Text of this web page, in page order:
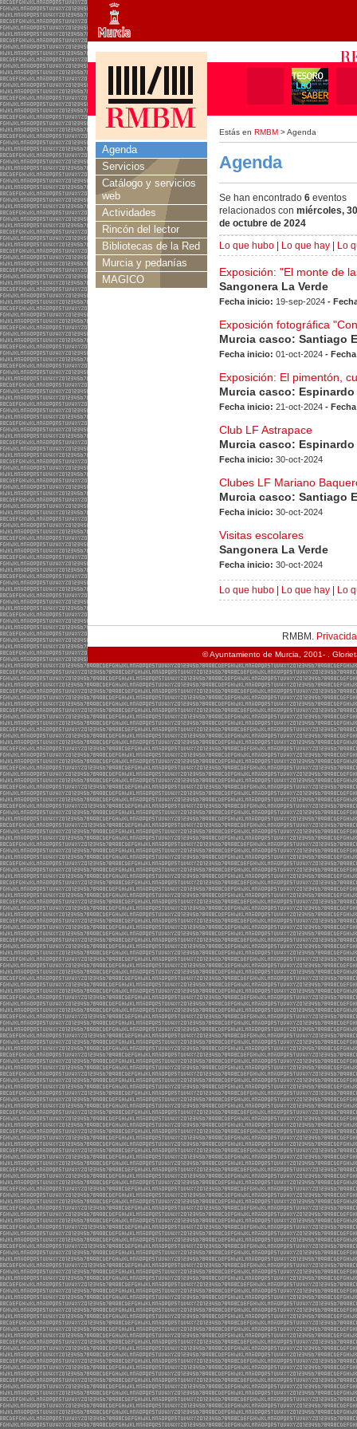
Estás en RMBM > Agenda
Agenda
Servicios
Catálogo y servicios
web
Actividades
Rincón del lector
Bibliotecas de la Red
Murcia y pedanías
MAGICO
Agenda
Se han encontrado 6 eventos
relacionados con miércoles, 30
de octubre de 2024
Lo que hubo
Lo que hay Lo
Exposición: "El monte de
Sangonera La Verde
Fecha inicio: 19-sep-2024 -
Exposición fotográfica
Murcia casco: Santiago
Fecha inicio: 01-oct-2024 -
Exposición: El pimentón,
Murcia casco: Espinardo
Fecha inicio: 21-oct-2024 -
Club LF Astrapace
Murcia casco: Espinardo
Fecha inicio: 30-oct-2024
Clubes LF Mariano
Murcia casco: Santiago
Fecha inicio: 30-oct-2024
Visitas escolares
Sangonera La Verde
Fecha inicio: 30-oct-2024
Lo que hubo Lo que hay Lo
RMBM.
© Ayuntamiento de Murcia, 2001- .